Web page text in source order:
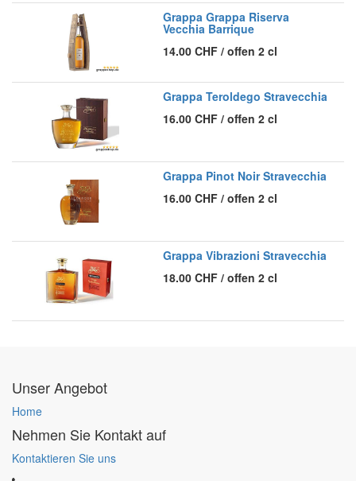
Grappa Grappa Riserva
Vecchia Barrique
14.00 CHF / offen 2 cl
Grappa Teroldego Stravecchia
16.00 CHF / offen 2 cl
Grappa Pinot Noir Stravecchia
16.00 CHF / offen 2 cl
Grappa Vibrazioni Stravecchia
18.00 CHF / offen 2 cl
Unser Angebot
Home
Nehmen Sie Kontakt auf
Kontaktieren Sie uns